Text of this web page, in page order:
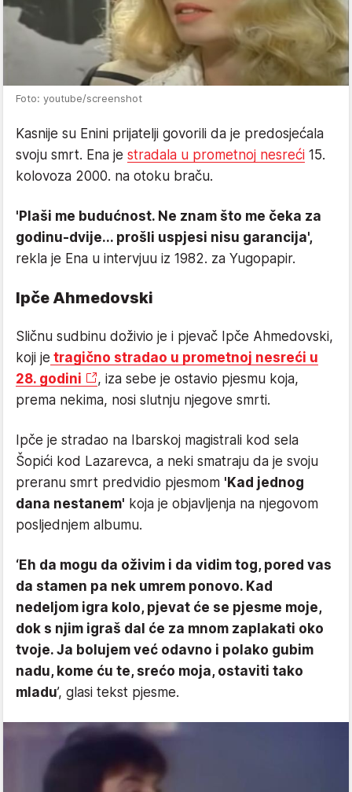
Foto: youtube/screenshot
Kasnije su Enini prijatelji govorili da je predosjećala
svoju smrt. Ena je stradala u prometnoj nesreći 15.
kolovoza 2000. na otoku braču.
'Plaši me budućnost. Ne znam što me čeka za
godinu-dvije... prošli uspjesi nisu garancija',
rekla je Ena u intervjuu iz 1982. za Yugopapir.
Ipče Ahmedovski
Sličnu sudbinu doživio je i pjevač Ipče Ahmedovski,
koji je tragično stradao u prometnoj nesreći u
28. godini
, iza sebe je ostavio pjesmu koja,
prema nekima, nosi slutnju njegove smrti.
Ipče je stradao na Ibarskoj magistrali kod sela
Šopići kod Lazarevca, a neki smatraju da je svoju
preranu smrt predvidio pjesmom 'Kad jednog
dana nestanem' koja je objavljenja na njegovom
posljednjem albumu.
‘Eh da mogu da oživim i da vidim tog, pored vas
da stamen pa nek umrem ponovo. Kad
nedeljom igra kolo, pjevat će se pjesme moje,
dok s njim igraš dal će za mnom zaplakati oko
tvoje. Ja bolujem već odavno i polako gubim
nadu, kome ću te, srećo moja, ostaviti tako
mladu’, glasi tekst pjesme.